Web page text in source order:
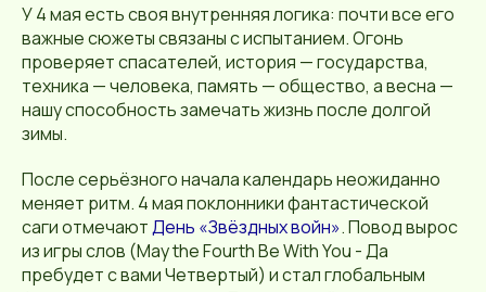
У 4 мая есть своя внутренняя логика: почти все его
важные сюжеты связаны с испытанием. Огонь
проверяет спасателей, история — государства,
техника — человека, память — общество, а весна —
нашу способность замечать жизнь после долгой
зимы.
После серьёзного начала календарь неожиданно
меняет ритм. 4 мая поклонники фантастической
саги отмечаютДень «Звёздных войн». Повод вырос
из игры слов (May the Fourth Be With You - Да
пребудет с вами Четвертый) и стал глобальным